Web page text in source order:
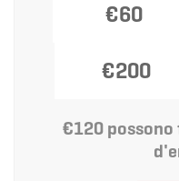
€60
€200
€120 possono